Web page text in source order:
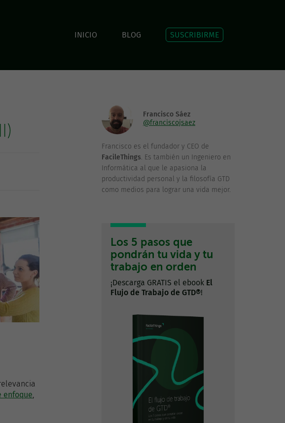
INICIO BLOG SUSCRIBIRME
enfoque,
Francisco Sáez
@franciscojsaez
Francisco es el fundador y CEO de
FacileThings. Es también un Ingeniero en
Informática al que le apasiona la
productividad personal y la filosofía GTD
como medios para lograr una vida mejor.
Los 5 pasos que
pondrán tu vida y tu
trabajo en orden
¡Descarga GRATIS el ebook El
Flujo de Trabajo de GTD®!